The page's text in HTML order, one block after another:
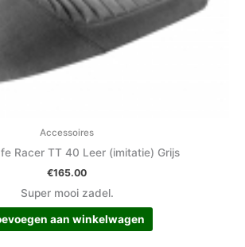
Accessoires
Racer TT 40 Leer (imitatie) Grijs
€165.00
Super mooi zadel.
aan winkelwagen